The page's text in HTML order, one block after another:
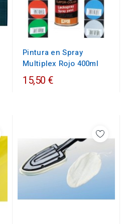
Pintura en Spray
Multiplex Rojo 400ml
15,50 €